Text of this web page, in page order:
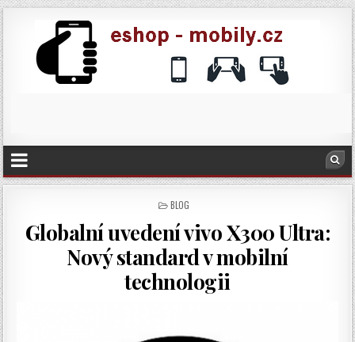
POSTED
BLOG
Globalní uvedení vivo X300 Ultra:
Nový standard v mobilní
technologii